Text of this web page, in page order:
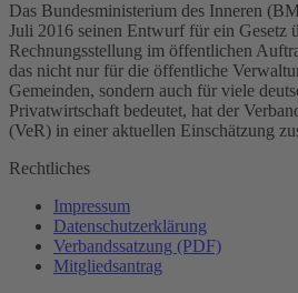
Das Bundesministerium des Inneren
Juli 2016 seinen Entwurf für ein Gesetz
Rechnungsstellung im öffentlichen
das nicht nur für die öffentliche
Gemeinden, sondern auch für viele
Privatwirtschaft bedeutet, hat der
(VeR) in einer aktuellen Einschätzung
Rechtliches
Impressum
Datenschutzerklärung
Verbandssatzung (PDF)
Mitgliedsantrag